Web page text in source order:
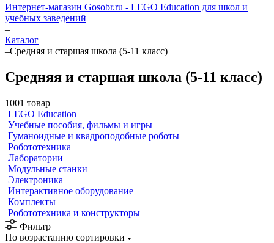
Интернет-магазин Gosobr.ru - LEGO Education для школ и
учебных заведений
–
Каталог
–Средняя и старшая школа (5-11 класс)
Средняя и старшая школа (5-11 класс)
1001 товар
LEGO Education
Учебные пособия, фильмы и игры
Гуманоидные и квадроподобные роботы
Робототехника
Лаборатории
Модульные станки
Электроника
Интерактивное оборудование
Комплекты
Робототехника и конструкторы
Фильтр
По возрастанию сортировки